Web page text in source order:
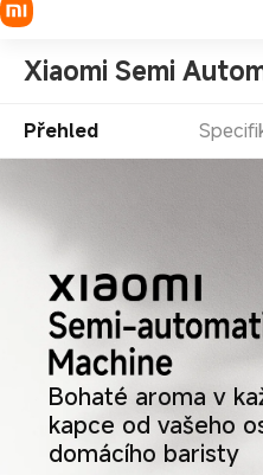
Xiaomi Semi
Přehled
Bohaté aroma v
kapce od vašeho
domácího baristy